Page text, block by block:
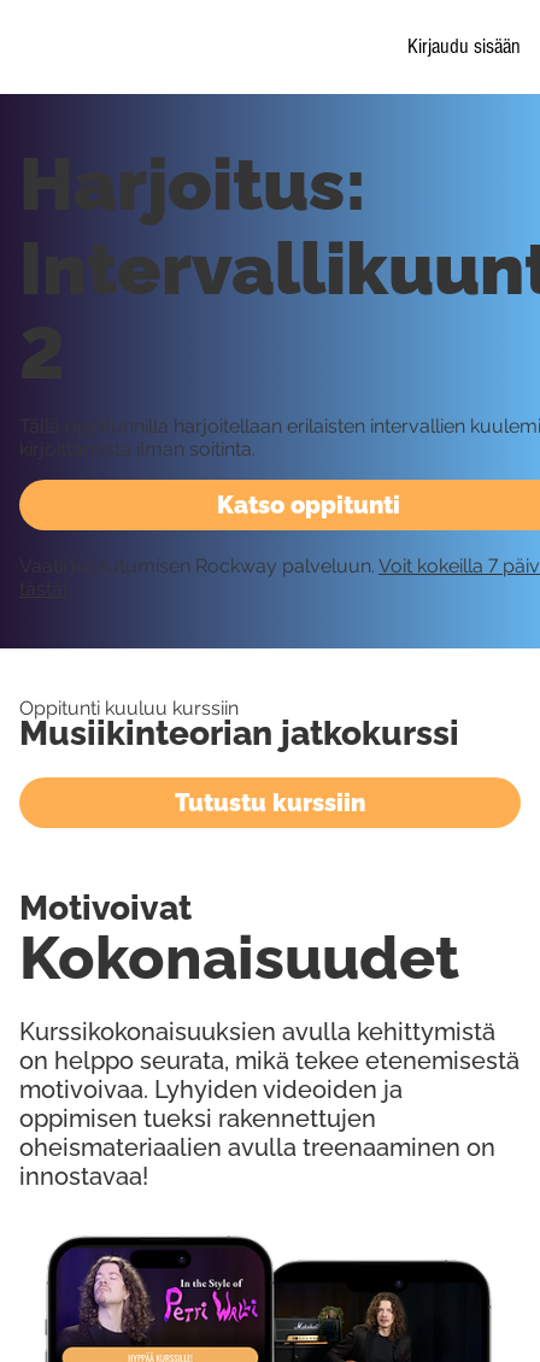
Kirjaudu sisään
Katso oppitunti
Harjoitus:
2
Tällä oppitunnilla harjoitellaan erilaisten intervallien
kirjoittamista ilman soitinta.
Vaatii kirjautumisen Rockway palveluun. Voit kokeilla 7
tästä!
Oppitunti kuuluu kurssiin
Musiikinteorian jatkokurssi
Tutustu kurssiin
Kurssikokonaisuuksien avulla kehittymistä
on helppo seurata, mikä tekee etenemisestä
motivoivaa. Lyhyiden videoiden ja
oppimisen tueksi rakennettujen
oheismateriaalien avulla treenaaminen on
innostavaa!
Kokonaisuudet
Motivoivat